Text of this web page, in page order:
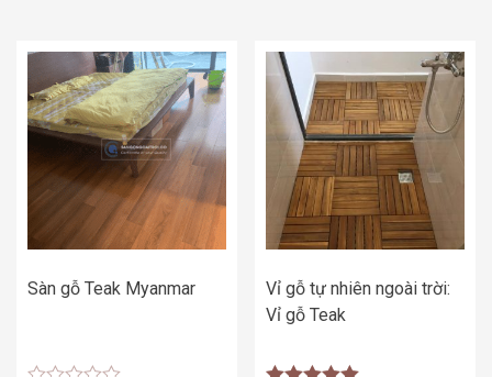
Sàn gỗ Teak Myanmar
Vỉ gỗ tự nhiên ngoài trời:
Vỉ gỗ Teak